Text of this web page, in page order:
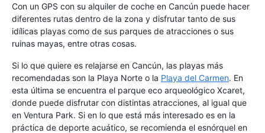
Con un GPS con su alquiler de coche en Cancún puede hacer
diferentes rutas dentro de la zona y disfrutar tanto de sus
idílicas playas como de sus parques de atracciones o sus
ruinas mayas, entre otras cosas.
Si lo que quiere es relajarse en Cancún, las playas más
recomendadas son la Playa Norte o la Playa del Carmen. En
esta última se encuentra el parque eco arqueológico Xcaret,
donde puede disfrutar con distintas atracciones, al igual que
en Ventura Park. Si en lo que está más interesado es en la
práctica de deporte acuático, se recomienda el esnórquel en